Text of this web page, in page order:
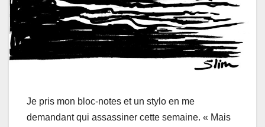
Je pris mon bloc-notes et un stylo en me
demandant qui assassiner cette semaine. « Mais